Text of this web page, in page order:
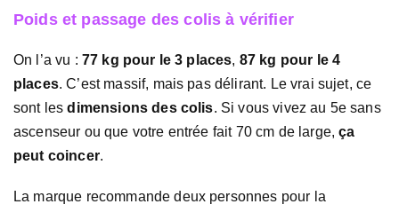
Poids et passage des colis à vérifier
On l’a vu : 77 kg pour le 3 places, 87 kg pour le 4
places. C’est massif, mais pas délirant. Le vrai sujet, ce
sont lesdimensions des colis. Si vous vivez au 5e sans
ascenseur ou que votre entrée fait 70 cm de large,ça
peut coincer.
La marque recommande deux personnes pour la